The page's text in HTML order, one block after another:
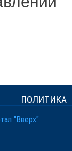
ПОЛИТИКА
"Вверх"